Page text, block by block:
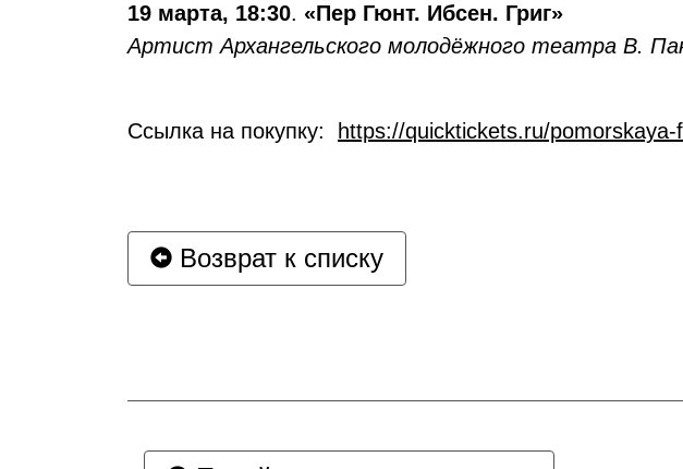
19 марта, 18:30. «Пер Гюнт. Ибсен. Григ»
Артист Архангельского молодёжного театра В.
Ссылка на покупку: https://quicktickets.ru/pomorskaya-
Возврат к списку